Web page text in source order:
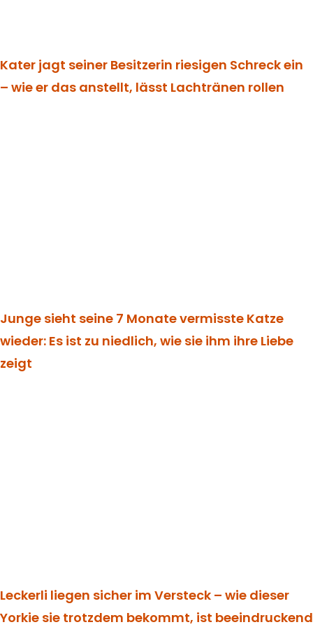
Kater jagt seiner Besitzerin riesigen Schreck ein
– wie er das anstellt, lässt Lachtränen rollen
Junge sieht seine 7 Monate vermisste Katze
wieder: Es ist zu niedlich, wie sie ihm ihre Liebe
zeigt
Leckerli liegen sicher im Versteck – wie dieser
Yorkie sie trotzdem bekommt, ist beeindruckend